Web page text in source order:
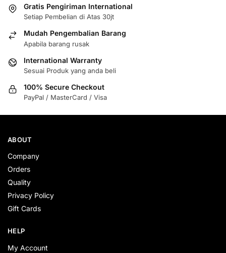
Gratis Pengiriman International
Setiap Pembelian di Atas 30jt
Mudah Pengembalian Barang
Apabila barang rusak
International Warranty
Sesuai Produk yang anda beli
100% Secure Checkout
PayPal / MasterCard / Visa
ABOUT
Company
Orders
Quality
Privacy Policy
Gift Cards
HELP
My Account